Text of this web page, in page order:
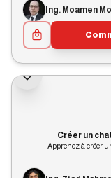
Ing. Moamen
Créer un
Apprenez à créer